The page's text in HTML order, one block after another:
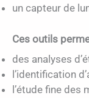
un capteur de
Ces outils
des analyses
l’identification
l’étude fine des